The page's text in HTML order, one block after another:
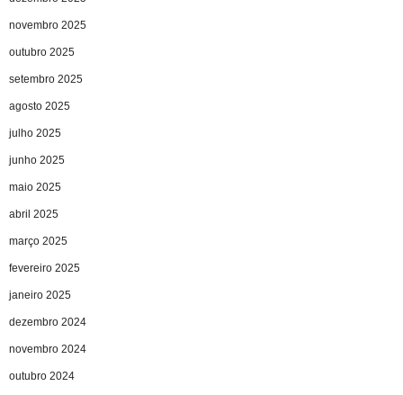
novembro 2025
outubro 2025
setembro 2025
agosto 2025
julho 2025
junho 2025
maio 2025
abril 2025
março 2025
fevereiro 2025
janeiro 2025
dezembro 2024
novembro 2024
outubro 2024